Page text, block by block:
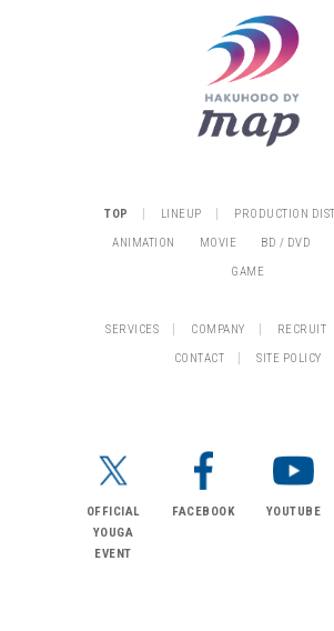
TOP | LINEUP |
PRODUCTION
ANIMATION
MOVIE BD / DVD
GAME
SERVICES | COMPANY | RECRUIT
CONTACT
| SITE POLICY
OFFICIAL
YOUGA
EVENT
FACEBOOK YOUTUBE